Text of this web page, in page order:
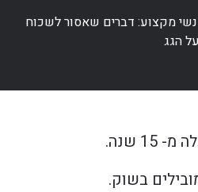
מקצוע: דברים שאסור לשכוח
הגג
שנה.
בשוק.